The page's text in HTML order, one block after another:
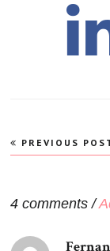
Navegação
de
PREVIOUS
4 comments /